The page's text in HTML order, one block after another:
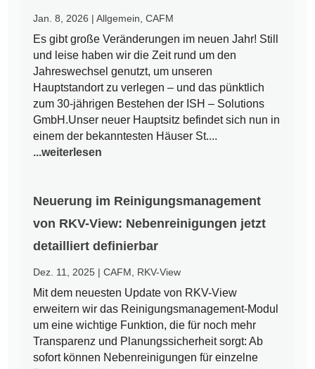
Jan. 8, 2026 |Allgemein ,CAFM
Es gibt große Veränderungen im neuen Jahr! Still
und leise haben wir die Zeit rund um den
Jahreswechsel genutzt, um unseren
Hauptstandort zu verlegen – und das pünktlich
zum 30-jährigen Bestehen der ISH – Solutions
GmbH.Unser neuer Hauptsitz befindet sich nun in
einem der bekanntesten Häuser St....
...weiterlesen
Neuerung im Reinigungsmanagement
von RKV-View: Nebenreinigungen jetzt
detailliert definierbar
Dez. 11, 2025 |CAFM RKV-View
Mit dem neuesten Update von RKV-View
erweitern wir das Reinigungsmanagement-Modul
um eine wichtige Funktion, die für noch mehr
Transparenz und Planungssicherheit sorgt: Ab
sofort können Nebenreinigungen für einzelne